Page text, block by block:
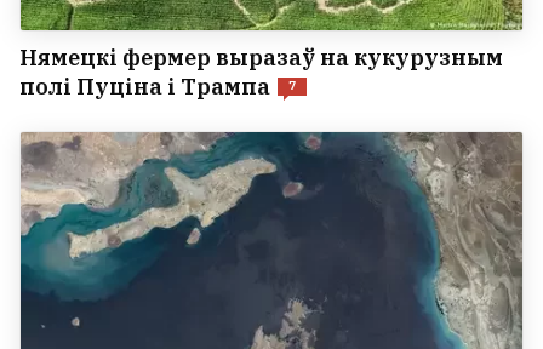
Нямецкі фермер выразаў на кукурузным
полі Пуціна і Трампа
7